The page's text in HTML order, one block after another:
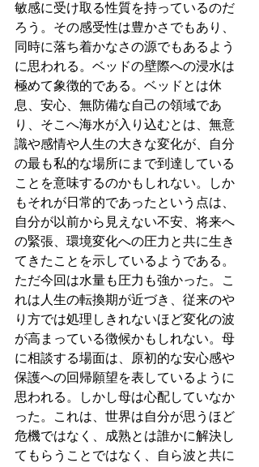
敏感に受け取る性質を持っているのだ
ろう。その感受性は豊かさでもあり、
同時に落ち着かなさの源でもあるよう
に思われる。ベッドの壁際への浸水は
極めて象徴的である。ベッドとは休
息、安心、無防備な自己の領域であ
り、そこへ海水が入り込むとは、無意
識や感情や人生の大きな変化が、自分
の最も私的な場所にまで到達している
ことを意味するのかもしれない。しか
もそれが日常的であったという点は、
自分が以前から見えない不安、将来へ
の緊張、環境変化への圧力と共に生き
てきたことを示しているようである。
ただ今回は水量も圧力も強かった。こ
れは人生の転換期が近づき、従来のや
り方では処理しきれないほど変化の波
が高まっている徴候かもしれない。母
に相談する場面は、原初的な安心感や
保護への回帰願望を表しているように
思われる。しかし母は心配していなか
った。これは、世界は自分が思うほど
危機ではなく、成熟とは誰かに解決し
てもらうことではなく、自ら波と共に